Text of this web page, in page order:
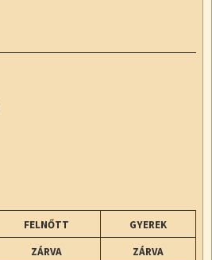
FELNŐTT
GYEREK
ZÁRVA
ZÁRVA